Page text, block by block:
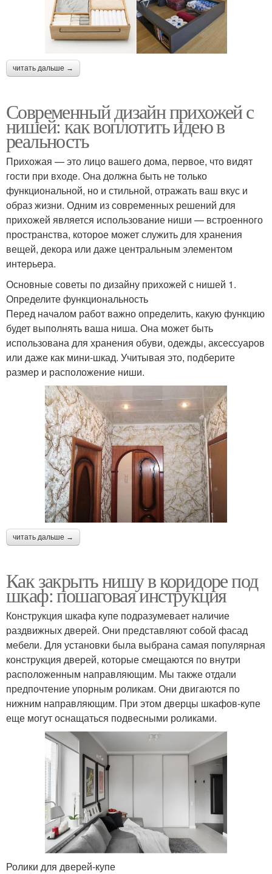
читать дальше →
Современный дизайн прихожей с
нишей: как воплотить идею в
реальность
Прихожая — это лицо вашего дома, первое, что видят
гости при входе. Она должна быть не только
функциональной, но и стильной, отражать ваш вкус и
образ жизни. Одним из современных решений для
прихожей является использование ниши — встроенного
пространства, которое может служить для хранения
вещей, декора или даже центральным элементом
интерьера.
Основные советы по дизайну прихожей с нишей 1.
Определите функциональность
Перед началом работ важно определить, какую функцию
будет выполнять ваша ниша. Она может быть
использована для хранения обуви, одежды, аксессуаров
или даже как мини-шкад. Учитывая это, подберите
размер и расположение ниши.
читать дальше →
Как закрыть нишу в коридоре под
шкаф: пошаговая инструкция
Конструкция шкафа купе подразумевает наличие
раздвижных дверей. Они представляют собой фасад
мебели. Для установки была выбрана самая популярная
конструкция дверей, которые смещаются по внутри
расположенным направляющим. Мы также отдали
предпочтение упорным роликам. Они двигаются по
нижним направляющим. При этом дверцы шкафов-купе
еще могут оснащаться подвесными роликами.
Ролики для дверей-купе